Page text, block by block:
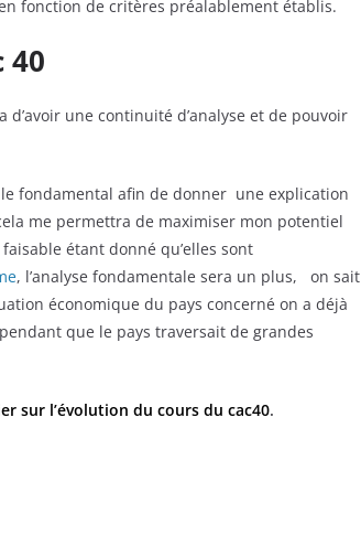
fonction de critères préalablement établis.
40
une continuité d’analyse et de pouvoir
le fondamental afin de donner une explication
me permettra de maximiser mon potentiel
étant donné qu’elles sont
, l’analyse fondamentale sera un plus, on sait
économique du pays concerné on a déjà
que le pays traversait de grandes
sur l’évolution du cours du cac40.